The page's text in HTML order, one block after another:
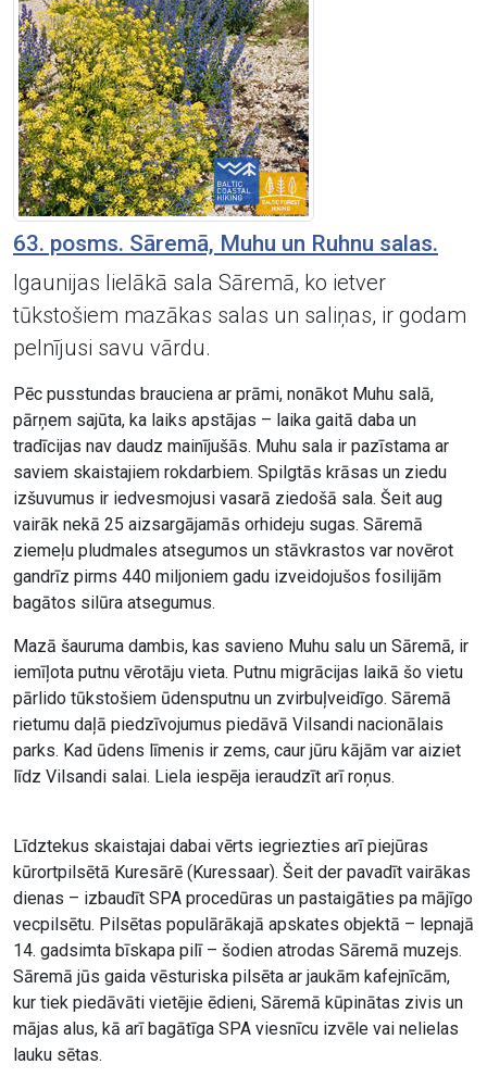
63. posms. Sāremā, Muhu un Ruhnu salas.
Igaunijas lielākā sala Sāremā, ko ietver
tūkstošiem mazākas salas un saliņas, ir godam
pelnījusi savu vārdu.
Pēc pusstundas brauciena ar prāmi, nonākot Muhu salā,
pārņem sajūta, ka laiks apstājas – laika gaitā daba un
tradīcijas nav daudz mainījušās. Muhu sala ir pazīstama ar
saviem skaistajiem rokdarbiem. Spilgtās krāsas un ziedu
izšuvumus ir iedvesmojusi vasarā ziedošā sala. Šeit aug
vairāk nekā 25 aizsargājamās orhideju sugas. Sāremā
ziemeļu pludmales atsegumos un stāvkrastos var novērot
gandrīz pirms 440 miljoniem gadu izveidojušos fosilijām
bagātos silūra atsegumus.
Mazā šauruma dambis, kas savieno Muhu salu un Sāremā, ir
iemīļota putnu vērotāju vieta. Putnu migrācijas laikā šo vietu
pārlido tūkstošiem ūdensputnu un zvirbuļveidīgo. Sāremā
rietumu daļā piedzīvojumus piedāvā Vilsandi nacionālais
parks. Kad ūdens līmenis ir zems, caur jūru kājām var aiziet
līdz Vilsandi salai. Liela iespēja ieraudzīt arī roņus.
Līdztekus skaistajai dabai vērts iegriezties arī piejūras
kūrortpilsētā Kuresārē (Kuressaar). Šeit der pavadīt vairākas
dienas – izbaudīt SPA procedūras un pastaigāties pa mājīgo
vecpilsētu. Pilsētas populārākajā apskates objektā – lepnajā
14. gadsimta bīskapa pilī – šodien atrodas Sāremā muzejs.
Sāremā jūs gaida vēsturiska pilsēta ar jaukām kafejnīcām,
kur tiek piedāvāti vietējie ēdieni, Sāremā kūpinātas zivis un
mājas alus, kā arī bagātīga SPA viesnīcu izvēle vai nelielas
lauku sētas.